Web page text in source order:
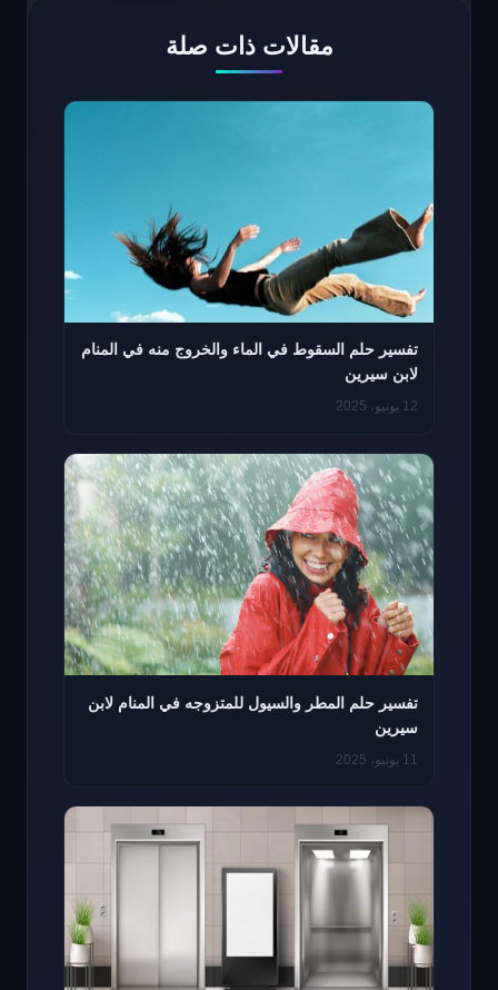
مقالات ذات صلة
تفسير حلم السقوط في الماء والخروج منه في المنام
لابن سيرين
12 يونيو، 2025
تفسير حلم المطر والسيول للمتزوجه في المنام لابن
سيرين
11 يونيو، 2025